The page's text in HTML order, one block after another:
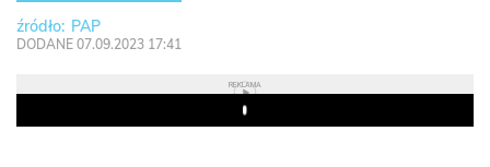
PAP
DODANE 07.09.2023 17:41
REKLAMA
Play